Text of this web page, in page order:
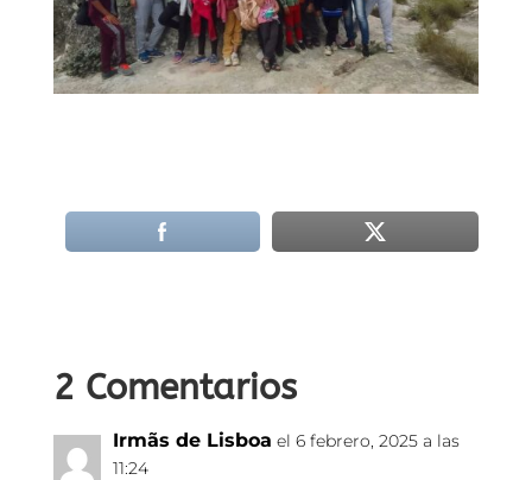
2 Comentarios
Irmãs de Lisboa el 6 febrero, 2025 a las
11:24